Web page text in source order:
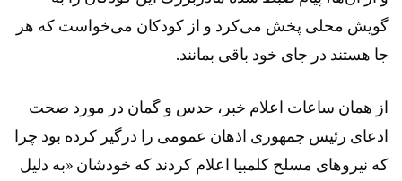
گویش محلی پخش می‌کرد و از کودکان می‌خواست که هر
جا هستند در جای خود باقی بمانند.
از همان ساعات اعلام خبر، حدس و گمان در مورد صحت
ادعای رئیس جمهوری اذهان عمومی را درگیر کرده بود چرا
که نیروهای مسلح کلمبیا اعلام کردند که خودشان «به دلیل